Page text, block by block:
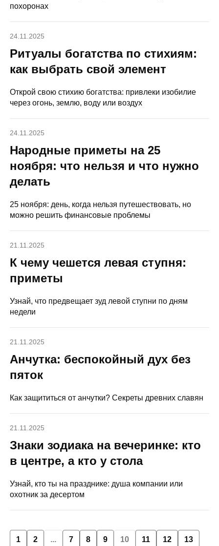
похоронах
24.11.2025
Ритуалы богатства по стихиям:
как выбрать свой элемент
Открой свою стихию богатства: привлеки изобилие
через огонь, землю, воду или воздух
24.11.2025
Народные приметы на 25
ноября: что нельзя и что нужно
делать
25 ноября: день, когда нельзя путешествовать, но
можно решить финансовые проблемы
21.11.2025
К чему чешется левая ступня:
приметы
Узнай, что предвещает зуд левой ступни по дням
недели
21.11.2025
Анчутка: беспокойный дух без
пяток
Как защититься от анчутки? Секреты древних славян
21.11.2025
Знаки зодиака на вечеринке: кто
в центре, а кто у стола
Узнай, кто ты на празднике: душа компании или
охотник за десертом
1 2 ... 7 8 9 10 11 12 13